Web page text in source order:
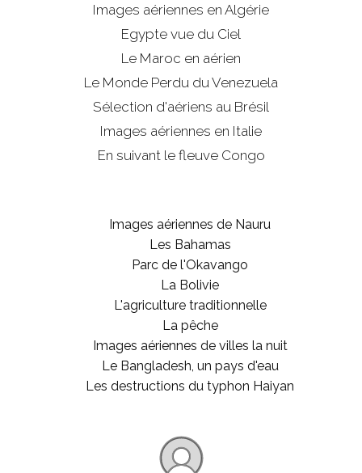
Images aériennes en Algérie
Egypte vue du Ciel
Le Maroc en aérien
Le Monde Perdu du Venezuela
Sélection d'aériens au Brésil
Images aériennes en Italie
En suivant le fleuve Congo
Images aériennes de Nauru
Les Bahamas
Parc de l'Okavango
La Bolivie
L'agriculture traditionnelle
La pêche
Images aériennes de villes la nuit
Le Bangladesh, un pays d'eau
Les destructions du typhon Haiyan